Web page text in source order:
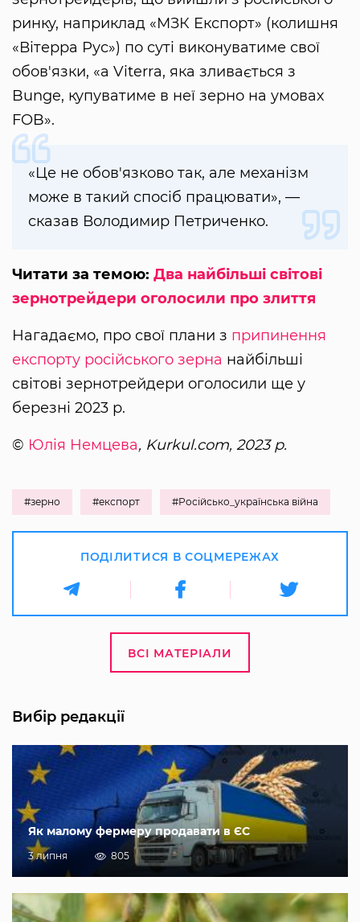
ринку, наприклад «МЗК Експорт» (колишня
«Вітерра Рус») по суті виконуватиме свої
обов'язки, «а Viterra, яка зливається з
Bunge, купуватиме в неї зерно на умовах
FOB».
«Це не обов'язково так, але механізм
може в такий спосіб працювати», —
сказав Володимир Петриченко.
Читати за темою: Два найбільші світові
зернотрейдери оголосили про злиття
Нагадаємо, про свої плани з припинення
експорту російського зерна найбільші
світові зернотрейдери оголосили ще у
березні 2023 р.
© Юлія Немцева, Kurkul.com, 2023 р.
#зерно #експорт #Російсько_українська війна
ПОДІЛИТИСЯ В СОЦМЕРЕЖАХ
ВСІ МАТЕРІАЛИ
Вибір редакції
Як малому фермеру продавати в ЄС
3 липня 805